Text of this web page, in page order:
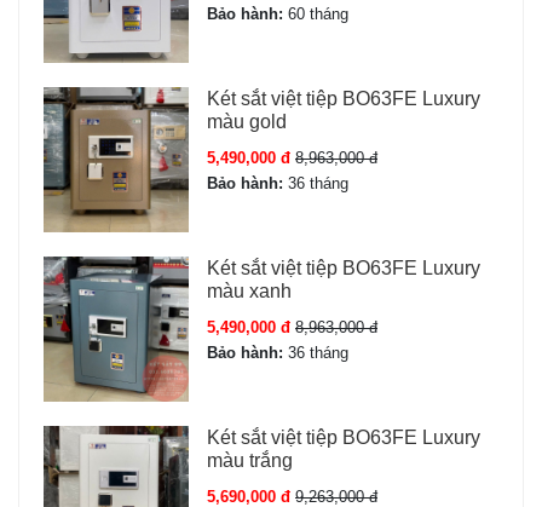
Bảo hành: 60 tháng
Két sắt việt tiệp BO63FE Luxury
màu gold
5,490,000 đ 8,963,000 đ
Bảo hành: 36 tháng
Két sắt việt tiệp BO63FE Luxury
màu xanh
5,490,000 đ 8,963,000 đ
Bảo hành: 36 tháng
Két sắt việt tiệp BO63FE Luxury
màu trắng
5,690,000 đ 9,263,000 đ